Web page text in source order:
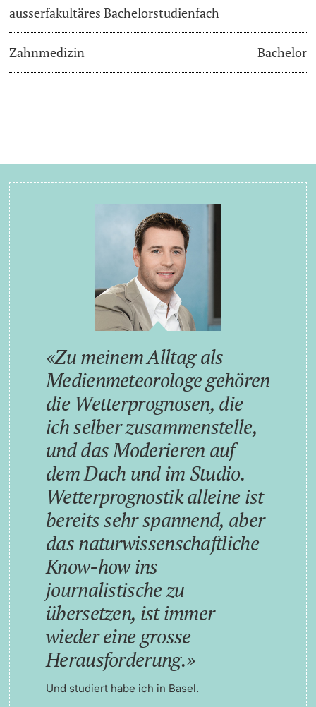
ausserfakultäres Bachelorstudienfach
Zahnmedizin Bachelor
Zu meinem Alltag als
Medienmeteorologe gehören
die Wetterprognosen, die
ich selber zusammenstelle,
und das Moderieren auf
dem Dach und im Studio.
Wetterprognostik alleine ist
bereits sehr spannend, aber
das naturwissenschaftliche
Know-how ins
journalistische zu
übersetzen, ist immer
wieder eine grosse
Herausforderung.
Und studiert habe ich in Basel.